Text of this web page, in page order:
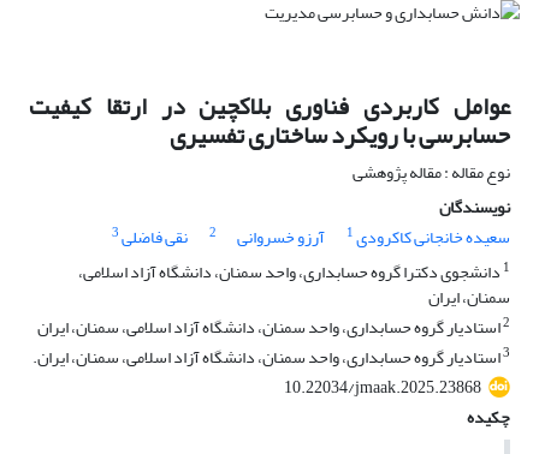
عوامل کاربردی فناوری بلاکچین در ارتقا کیفیت
حسابرسی با رویکرد ساختاری تفسیری
نوع مقاله : مقاله پژوهشی
نویسندگان
سعیده خانجانی کاکرودی1 آرزو خسروانی 2 نقی فاضلی3
1 دانشجوی دکترا گروه حسابداری، واحد سمنان، دانشگاه آزاد اسلامی،
سمنان، ایران
2استادیار گروه حسابداری، واحد سمنان، دانشگاه آزاد اسلامی، سمنان، ایران
3استادیار گروه حسابداری، واحد سمنان، دانشگاه آزاد اسلامی، سمنان، ایران.
10.22034/jmaak.2025.23868
چکیده